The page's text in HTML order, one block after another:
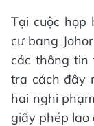
Tại cuộc họp
cư bang
các thông tin
tra cách đây
hai nghi
giấy phép lao